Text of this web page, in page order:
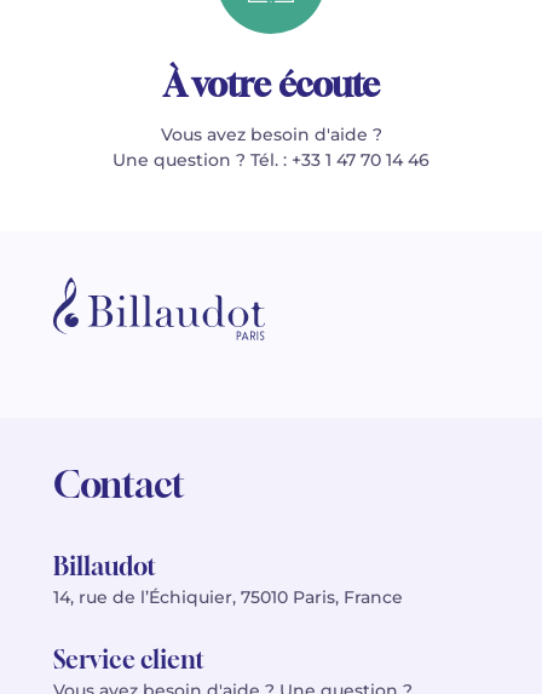
À votre écoute
Vous avez besoin d'aide ?
Une question ? Tél. : +33 1 47 70 14 46
Contact
Billaudot
14, rue de l’Échiquier, 75010 Paris, France
Service client